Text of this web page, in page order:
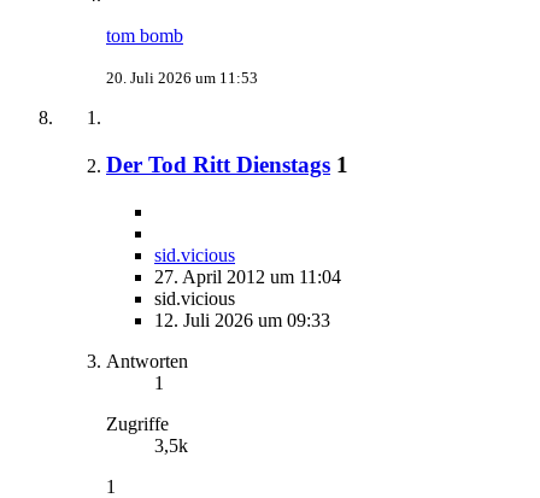
tom bomb
20. Juli 2026 um 11:53
Der Tod Ritt Dienstags 1
sid.vicious
27. April 2012 um 11:04
sid.vicious
12. Juli 2026 um 09:33
Antworten
1
Zugriffe
3,5k
1